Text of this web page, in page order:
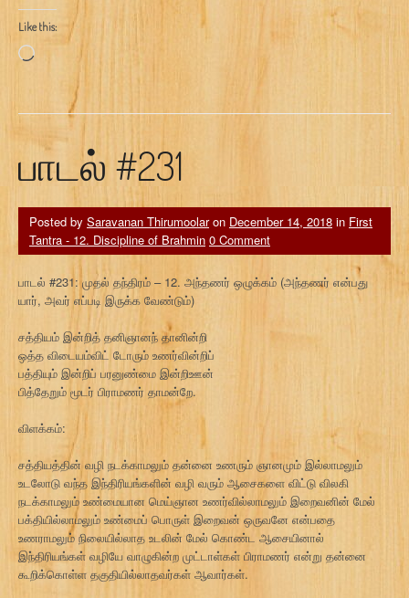
Like this:
Loading…
பாடல் #231
Posted by Saravanan Thirumoolaron December 14, 2018 in First
Tantra - 12. Discipline of Brahmin 0 Comment
பாடல் #231: முதல் தந்திரம் – 12. அந்தணர் ஒழுக்கம் (அந்தணர் என்பது
யார், அவர் எப்படி இருக்க வேண்டும்)
சத்தியம் இன்றித் தனிஞானந் தானின்றி
ஒத்த விடையம்விட் டோரும் உணர்வின்றிப்
பத்தியும் இன்றிப் பரனுண்மை இன்றிஊன்
பித்தேறும் மூடர் பிராமணர் தாமன்றே.
விளக்கம்:
சத்தியத்தின் வழி நடக்காமலும் தன்னை உணரும் ஞானமும் இல்லாமலும்
உடலோடு வந்த இந்திரியங்களின் வழி வரும் ஆசைகளை விட்டு விலகி
நடக்காமலும் உண்மையான மெய்ஞான உணர்வில்லாமலும் இறைவனின் மேல்
பக்தியில்லாமலும் உண்மைப் பொருள் இறைவன் ஒருவனே என்பதை
உணராமலும் நிலையில்லாத உடலின் மேல் கொண்ட ஆசையினால்
இந்திரியங்கள் வழியே வாழுகின்ற முட்டாள்கள் பிராமணர் என்று தன்னை
கூறிக்கொள்ள தகுதியில்லாதவர்கள் ஆவார்கள்.